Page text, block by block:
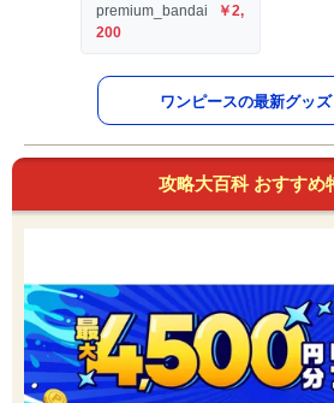
premium_bandai
￥2,
200
ワンピースの最新グッ
攻略大百科 おすすめ